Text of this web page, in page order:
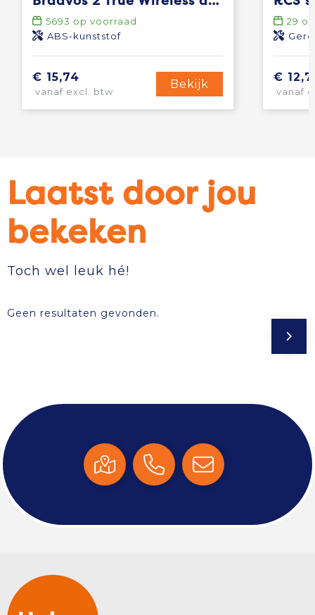
5693 op voorraad
ABS-kunststof
€ 15,74
vanaf excl. btw
Bekijk
29
€
vanaf
Laatst door jou
bekeken
Toch wel leuk hé!
Geen resultaten gevonden.